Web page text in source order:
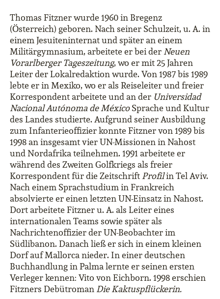
Thomas Fitzner wurde 1960 in Bregenz
(Österreich) geboren. Nach seiner Schulzeit, u. A. in
einem Jesuiteninternat und später an einem
Militärgymnasium, arbeitete er bei der Neuen
Vorarlberger Tageszeitung, wo er mit 25 Jahren
Leiter der Lokalredaktion wurde. Von 1987 bis 1989
lebte er in Mexiko, wo er als Reiseleiter und freier
Korrespondent arbeitete und an der Universidad
Nacional Autónoma de MéxicoSprache und Kultur
des Landes studierte. Aufgrund seiner Ausbildung
zum Infanterieoffizier konnte Fitzner von 1989 bis
1998 an insgesamt vier UN-Missionen in Nahost
und Nordafrika teilnehmen. 1991 arbeitete er
während des Zweiten Golfkriegs als freier
Korrespondent für die Zeitschrift Profilin Tel Aviv.
Nach einem Sprachstudium in Frankreich
absolvierte er einen letzten UN-Einsatz in Nahost.
Dort arbeitete Fitzner u. A. als Leiter eines
internationalen Teams sowie später als
Nachrichtenoffizier der UN-Beobachter im
Südlibanon. Danach ließ er sich in einem kleinen
Dorf auf Mallorca nieder. In einer deutschen
Buchhandlung in Palma lernte er seinen ersten
Verleger kennen: Vito von Eichborn. 1998 erschien
Fitzners Debütroman Die Kaktuspflückerin.